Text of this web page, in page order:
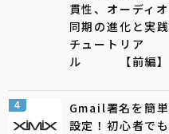
貫性、オーディオ
同期の進化と実践
チュートリア
ル 【前編】
4
Gmail署名を簡単
設定！初心者でも